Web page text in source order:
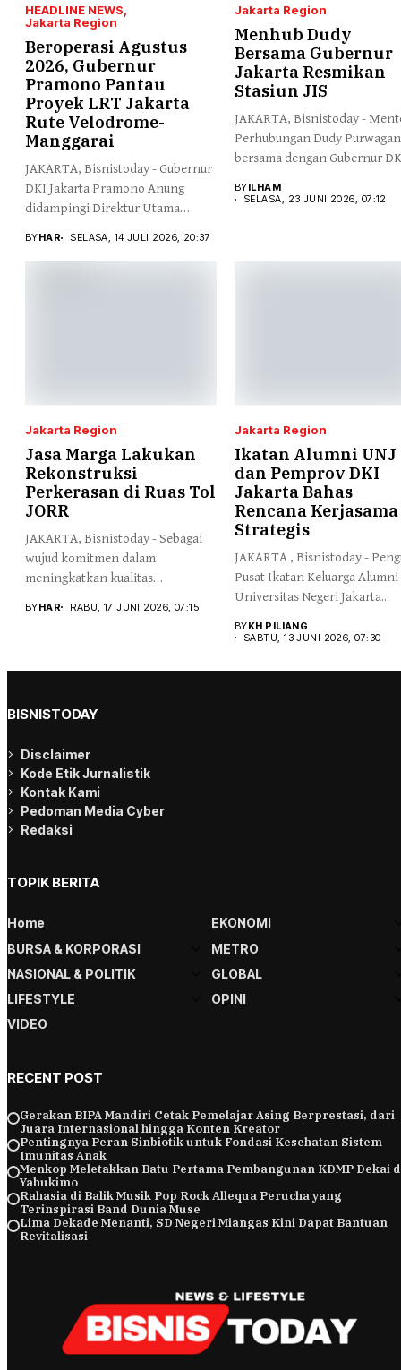
HEADLINE NEWS
Jakarta Region
Beroperasi Agustus
2026, Gubernur
Pramono Pantau
Proyek LRT Jakarta
Rute Velodrome-
Manggarai
JAKARTA, Bisnistoday - Gubernur
DKI Jakarta Pramono Anung
didampingi Direktur Utama
BYHAR SELASA, 14 JULI 2026, 20:37
Jakarta Region
Menhub Dudy
Bersama Gubernur
Jakarta Resmikan
Stasiun JIS
JAKARTA, Bisnistoday -
Perhubungan Dudy
bersama dengan Gubernur
BYILHAM
SELASA, 23 JUNI 2026, 07:12
Jakarta Region
Jasa Marga Lakukan
Rekonstruksi
Perkerasan di Ruas Tol
JORR
JAKARTA, Bisnistoday - Sebagai
wujud komitmen dalam
meningkatkan kualitas
berkelanjutan,...
BYHAR RABU, 17 JUNI 2026, 07:15
Jakarta Region
Ikatan Alumni UNJ
dan Pemprov DKI
Jakarta Bahas
Rencana Kerjasama
Strategis
JAKARTA , Bisnistoday -
Pusat Ikatan Keluarga Alumni
Universitas Negeri Jakarta...
BYKH PILIANG
SABTU, 13 JUNI 2026, 07:30
BISNISTODAY
Disclaimer
Kode Etik Jurnalistik
Kontak Kami
Pedoman Media Cyber
Redaksi
TOPIK BERITA
Home
EKONOMI
BURSA & KORPORASI
METRO
NASIONAL & POLITIK
GLOBAL
LIFESTYLE
OPINI
VIDEO
RECENT POST
Gerakan BIPA Mandiri Cetak Pemelajar Asing Berprestasi, dari
Juara Internasional hingga Konten Kreator
Pentingnya Peran Sinbiotik untuk Fondasi Kesehatan Sistem
Imunitas Anak
Menkop Meletakkan Batu Pertama Pembangunan KDMP Dekai
Yahukimo
Rahasia di Balik Musik Pop Rock Allequa Perucha yang
Terinspirasi Band Dunia Muse
Lima Dekade Menanti, SD Negeri Miangas Kini Dapat Bantuan
Revitalisasi